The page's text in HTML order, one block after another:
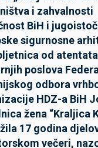
i zahvalnosti
BiH i
sigurnosne
od
poslova
odbora
HDZ-a BiH
žena “Kraljica
17 godina
večeri,